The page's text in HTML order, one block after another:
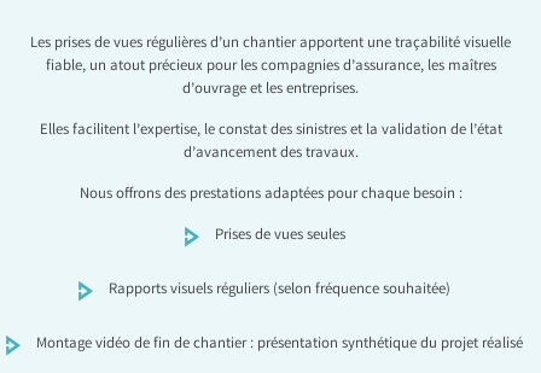
Les prises de vues régulières d’un chantier apportent une traçabilité visuelle
fiable, un atout précieux pour les compagnies d’assurance, les maîtres
d’ouvrage et les entreprises.
Elles facilitent l’expertise, le constat des sinistres et la validation de l’état
d’avancement des travaux.
Nous offrons des prestations adaptées pour chaque besoin :
Prises de vues seules
Rapports visuels réguliers (selon fréquence souhaitée)
Montage vidéo de fin de chantier : présentation synthétique du projet réalisé